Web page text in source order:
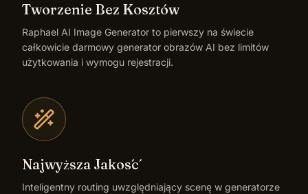
Tworzenie Bez Kosztów
Raphael AI Image Generator to pierwszy na świecie
całkowicie darmowy generator obrazów AI bez limitów
użytkowania i wymogu rejestracji.
Najwyższa Jakość
Inteligentny routing uwzględniający scenę w generatorze